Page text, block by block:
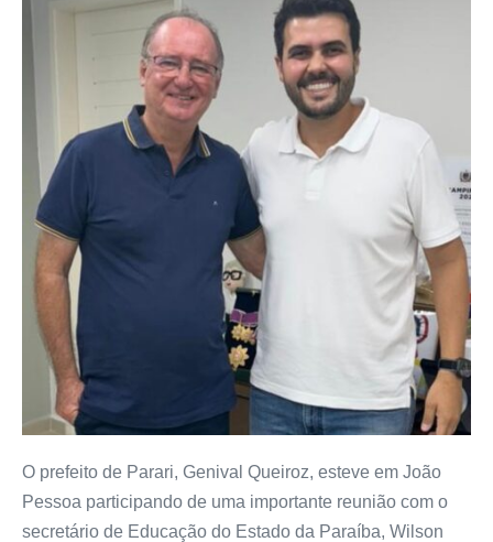
O prefeito de Parari, Genival Queiroz, esteve em João
Pessoa participando de uma importante reunião com o
secretário de Educação do Estado da Paraíba, Wilson